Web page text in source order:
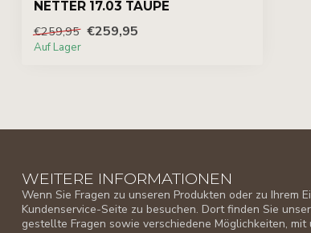
NETTER 17.03 TAUPE
€259,95 €259,95
Auf Lager
WEITERE INFORMATIONEN
Wenn Sie Fragen zu unseren Produkten oder zu Ihrem
Kundenservice-Seite zu besuchen. Dort finden Sie
gestellte Fragen sowie verschiedene Möglichkeiten, mit